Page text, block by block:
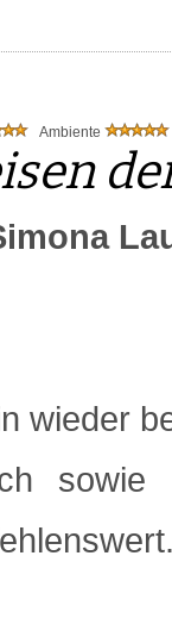
Ambiente
wieder